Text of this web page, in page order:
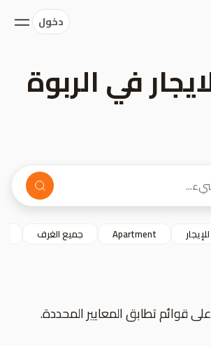
دخول
في الربوة
للإيجار Apartment جميع الغرف
على قوائم تطابق المعايير المحددة.